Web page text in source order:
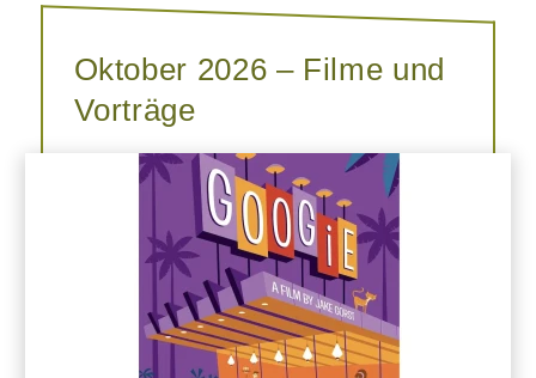
Oktober 2026 – Filme und
Vorträge